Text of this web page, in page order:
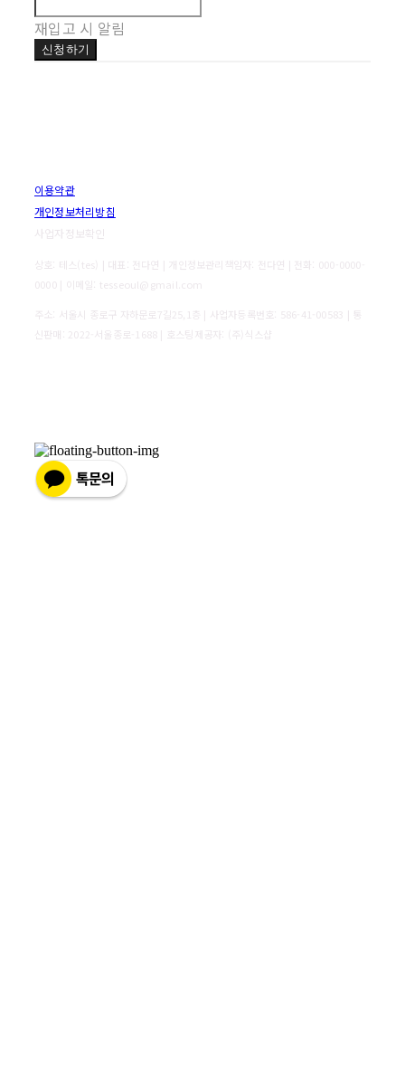
재입고 시 알림
신청하기
이용약관
개인정보처리방침
사업자정보확인
상호: 테스(tes) | 대표: 전다연 | 개인정보관리책임자: 전다연 | 전화: 000-0000-
0000 | 이메일: tesseoul@gmail.com
주소: 서울시 종로구 자하문로7길25,1층 | 사업자등록번호: 586-41-00583 | 통
신판매:
2022-서울종로-1688 | 호스팅제공자: (주)식스샵